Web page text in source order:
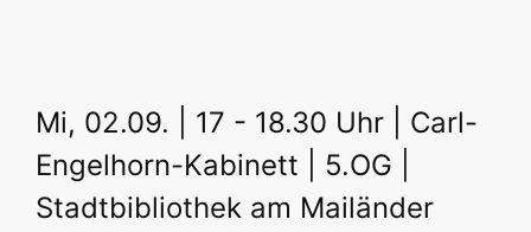
Mi, 02.09. | 17 - 18.30 Uhr | Carl-
Engelhorn-Kabinett | 5.OG |
Stadtbibliothek am Mailänder